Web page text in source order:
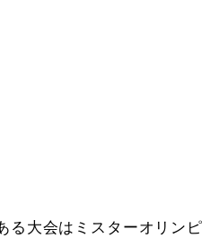
る大会はミスターオリンピ